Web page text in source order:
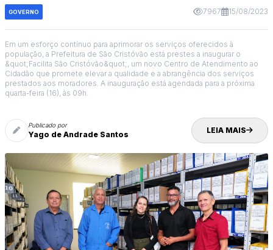
GOVERNO 7967 15/08/2023
Em um esforço contínuo para aprimorar os serviços oferecidos à
população, a Prefeitura de São Cristóvão está prestes a inaugurar o
&quot;Facilita São Cristóvão&quot;, um novo Centro de Atendimento ao
Cidadão que promete elevar a qualidade e a abrangência dos serviços
prestados aos moradores. A inauguração está agendada para a próxima
quarta-feira (16), às 09h.
Publicado por
Yago de Andrade Santos LEIA MAIS